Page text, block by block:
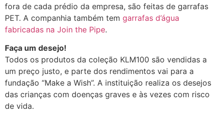
fora de cada prédio da empresa, são feitas de garrafas
PET. A companhia também tem garrafas d’água
fabricadas na Join the Pipe.
Faça um desejo!
Todos os produtos da coleção KLM100 são vendidas a
um preço justo, e parte dos rendimentos vai para a
fundação “Make a Wish”. A instituição realiza os desejos
das crianças com doenças graves e às vezes com risco
de vida.